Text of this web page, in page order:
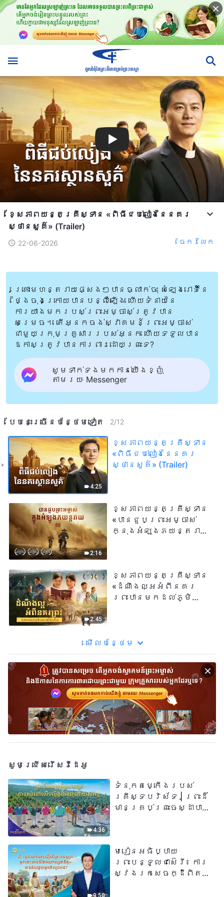
ខ្សែភាពយន្តគ្រីស្ទាន «ពិធីជប់លៀងនៃនគរ
ស្ថានសួគ៌» (Trailer)
22-06-2026 ចែក​រំលែក
គ្រោះមហន្តរាយផ្សេងៗបានធ្លាក់ចុះ សំឡេងរោទិ៍នៃ
ថ្ងៃចុងក្រោយបានបន្លឺឡើង ហើយទំនាយនៃ
ការយាងមករបស់ព្រះអម្ចាស់ត្រូវបាន
សម្រេច។ តើអ្នកចង់ស្វាគមន៍ព្រះអម្ចាស់
ជាមួយក្រុមគ្រួសាររបស់អ្នក ហើយទទួលបាន
ឱកាសត្រូវបានការពារដោយព្រះទេ?
សូមទាក់ទងមកកាន់យើងខ្ញុំ
តាមរយៈ Messenger
បែបនេះ​ច្រើនបន្ថែម​ទៀត​ 2/12
4:25
ខ្សែភាពយន្តគ្រីស្ទាន
«ពិធីជប់លៀងនៃនគរ
ស្ថានសួគ៌» (Trailer)
2:16
ខ្សែភាពយន្តគ្រីស្ទាន
«បានជួបព្រះអម្ចាស់
ក្នុងអំឡុងភយន្តរាយ​
2:45
ខ្សែភាពយន្តគ្រីស្ទាន
«ដំណឹងល្អអំពីនគរ
ព្រះបានមកដល់​ភូមិ
មើល​​បន្ថែម​
សូមជ្រើសរើសវីដេអូ
4:36
ទំនុកតម្កើង​របស់​
គ្រីស្ទបរិស័ទ​ | ព្រះដ៏
មានគ្រប់ព្រះចេស្ដាបាន
9:50
មេរៀនអធិប្បាយ
ព្រះបន្ទូលជាស៊េរី៖ ការ
ស្វែងរកសេចក្ដីពិតនៅ